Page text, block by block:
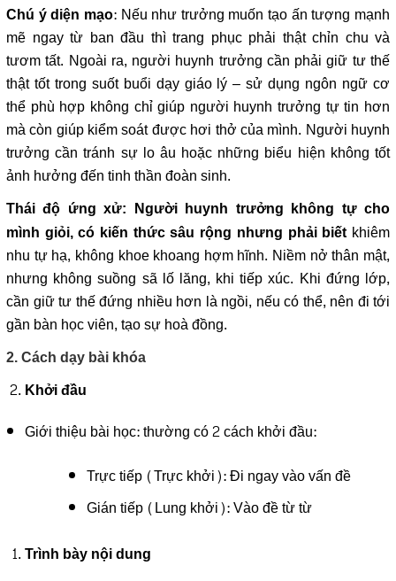
Chú ý diện mạo: Nếu như trưởng muốn tạo ấn tượng mạnh
mẽ ngay từ ban đầu thì trang phục phải thật chỉn chu và
tươm tất. Ngoài ra, người huynh trưởng cần phải giữ tư thế
thật tốt trong suốt buổi dạy giáo lý – sử dụng ngôn ngữ cơ
thể phù hợp không chỉ giúp người huynh trưởng tự tin hơn
mà còn giúp kiểm soát được hơi thở của mình. Người huynh
trưởng cần tránh sự lo âu hoặc những biểu hiện không tốt
ảnh hưởng đến tinh thần đoàn sinh.
Thái độ ứng xử: Người huynh trưởng không tự cho
mình giỏi, có kiến thức sâu rộng nhưng phải biết khiêm
nhu tự hạ, không khoe khoang hợm hĩnh. Niềm nở thân mật,
nhưng không suồng sã lố lăng, khi tiếp xúc. Khi đứng lớp,
cần giữ tư thế đứng nhiều hơn là ngồi, nếu có thể, nên đi tới
gần bàn học viên, tạo sự hoà đồng.
2. Cách dạy bài khóa
Khởi đầu
Giới thiệu bài học: thường có 2 cách khởi đầu:
Trực tiếp (Trực khởi): Đi ngay vào vấn đề
Gián tiếp (Lung khởi): Vào đề từ từ
Trình bày nội dung